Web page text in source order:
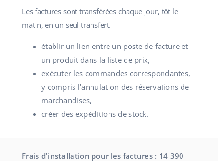
Les factures sont transférées chaque jour, tôt le
matin, en un seul transfert.
établir un lien entre un poste de facture et
un produit dans la liste de prix,
exécuter les commandes correspondantes,
y compris l'annulation des réservations de
marchandises,
créer des expéditions de stock.
Frais d'installation pour les factures : 14 390